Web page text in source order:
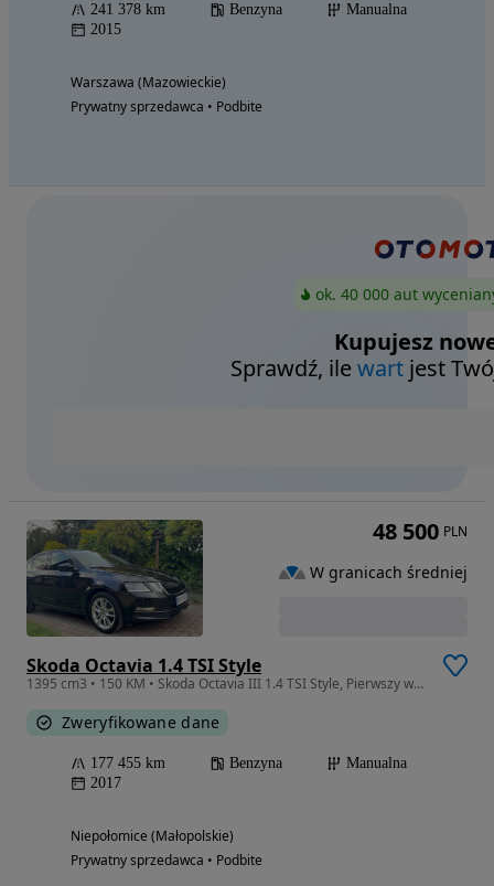
241 378 km Benzyna
Manualna
2015
Warszawa (Mazowieckie)
Prywatny sprzedawca • Podbite
ok. 40 000 aut
Kupujesz
Sprawdź, ilewart jest
Skoda Octavia 1.4 TSI Style
1395 cm3 • 150 KM • Skoda Octavia III 1.4 TSI Style, Pierwszy właściciel
Zweryfikowane dane
177 455 km Benzyna
Manualna
2017
Niepołomice (Małopolskie)
Prywatny sprzedawca • Podbite
48 500 PLN
W granicach średniej